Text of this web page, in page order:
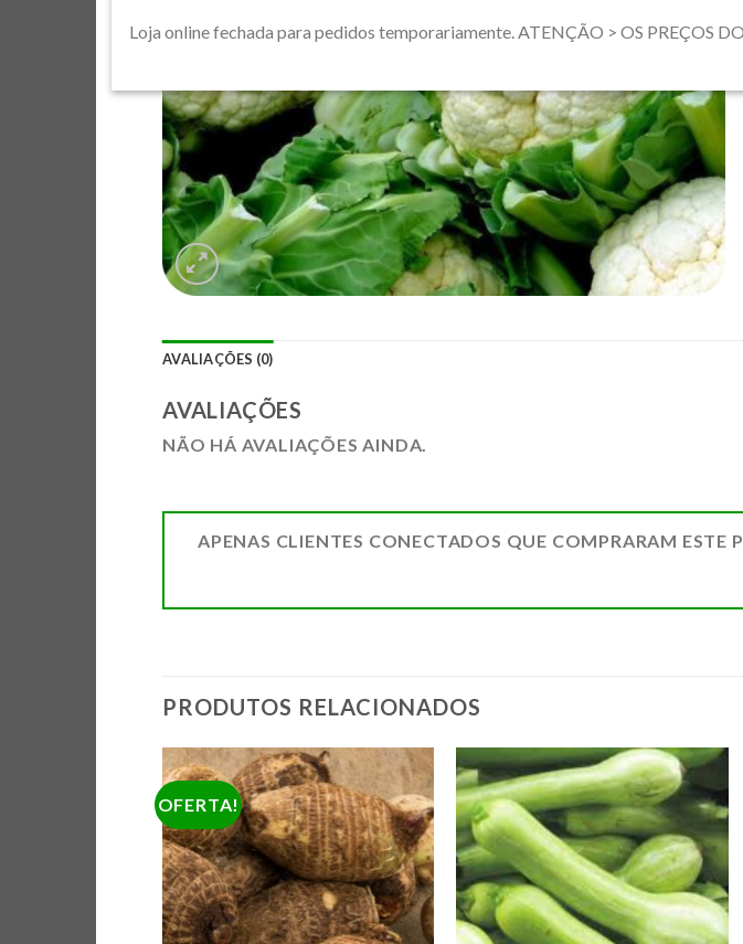
AVALIAÇÕES (0)
AVALIAÇÕES
NÃO HÁ AVALIAÇÕES AINDA.
APENAS CLIENTES CONECTADOS QUE COMPRARAM
PRODUTOS RELACIONADOS
OFERTA!
ADICIONAR
A LISTA DE
COMPRAS
ADICIONAR
A LISTA DE
COMPRAS
Loja online fechada para pedidos temporariamente. ATENÇÃO > OS PREÇOS